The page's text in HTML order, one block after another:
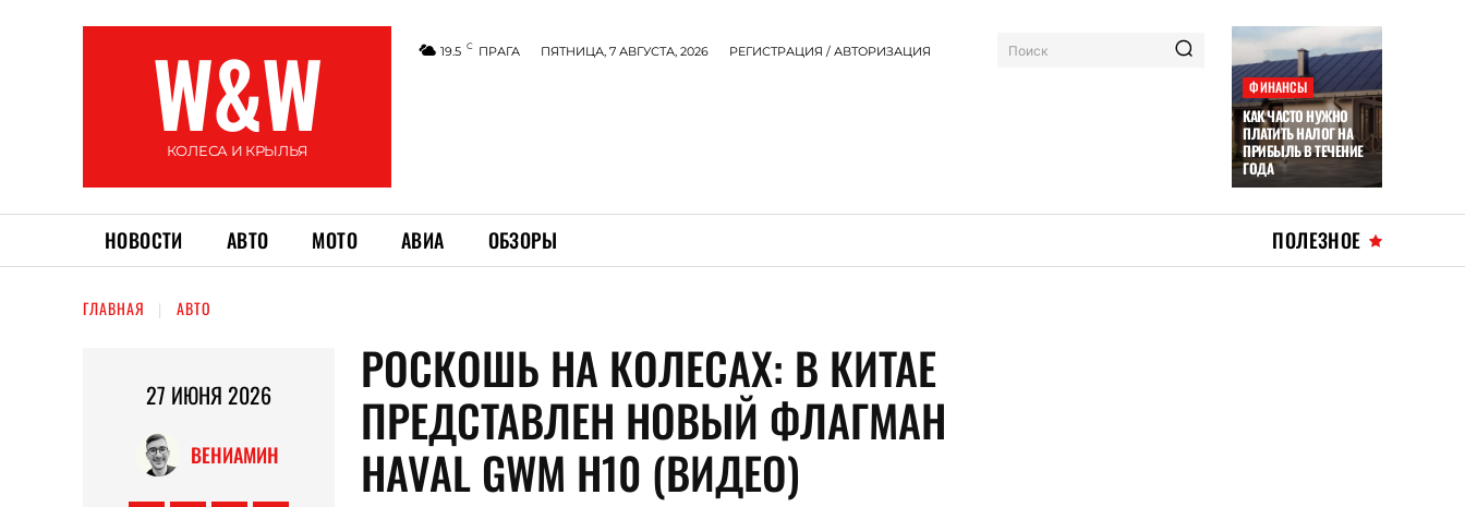
W&W
КОЛЕСА И КРЫЛЬЯ
19.5 C ПРАГА ПЯТНИЦА, 7 АВГУСТА, 2026 РЕГИСТРАЦИЯ / АВТОРИЗАЦИЯ Поиск
ФИНАНСЫ
КАК ЧАСТО НУЖНО
ПЛАТИТЬ НАЛОГ НА
ПРИБЫЛЬ В ТЕЧЕНИЕ
ГОДА
НОВОСТИ АВТО МОТО АВИА ОБЗОРЫ ПОЛЕЗНОЕ
ГЛАВНАЯ АВТО
27 ИЮНЯ 2026
ВЕНИАМИН
РОСКОШЬ НА КОЛЕСАХ: В КИТАЕ
ПРЕДСТАВЛЕН НОВЫЙ ФЛАГМАН
HAVAL GWM H10 (ВИДЕО)